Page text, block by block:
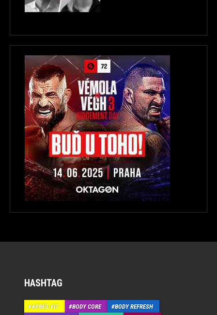
HASHTAG
APRÉS-FIT BODY CORE
BODY REFRESH